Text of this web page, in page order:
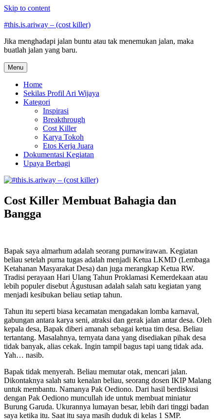
Skip to content
#this.is.ariway – (cost killer)
Jika menghadapi jalan buntu atau tak menemukan jalan, maka
buatlah jalan yang baru.
Menu
Home
Sekilas Profil Ari Wijaya
Kategori
Inspirasi
Breakthrough
Cost Killer
Karya Tokoh
Etos Kerja Juara
Dokumentasi Kegiatan
Upaya Berbagi
Cost Killer Membuat Bahagia dan
Bangga
Bapak saya almarhum adalah seorang purnawirawan. Kegiatan
beliau setelah purna tugas adalah menjadi Ketua LKMD (Lembaga
Ketahanan Masyarakat Desa) dan juga merangkap Ketua RW.
Tradisi perayaan Hari Ulang Tahun Proklamasi Kemerdekaan atau
lebih populer disebut Águstusan adalah salah satu kegiatan yang
menjadi kesibukan beliau setiap tahun.
Tahun itu seperti biasa kecamatan mengadakan lomba karnaval,
gabungan antara karya seni, atraksi dan gerak jalan antar desa. Oleh
kepala desa, Bapak diberi amanah sebagai ketua tim desa. Beliau
tertantang. Masalahnya, ternyata dana yang disediakan pihak desa
tidak banyak, alias cekak. Ingin tampil bagus tapi uang tidak ada.
Yah… nasib.
Bapak tidak menyerah. Beliau memutar otak, mencari jalan.
Dikontaknya salah satu kenalan beliau, seorang dosen IKIP Malang
untuk membantu. Namanya Pak Oediono. Dari hasil berdiskusi
dengan Pak Oediono muncullah ide untuk membuat miniatur
Burung Garuda. Ukurannya lumayan besar, lebih dari tinggi badan
saya ketika itu. Saat itu saya masih duduk di kelas 1 SMP.